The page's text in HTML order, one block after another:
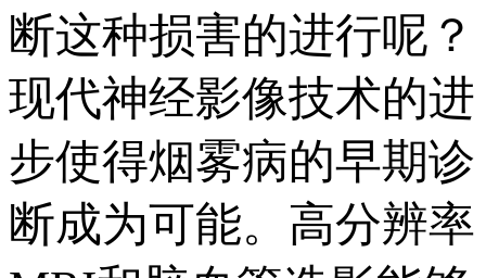
断这种损害的进行呢？
现代神经影像技术的进
步使得烟雾病的早期诊
断成为可能。高分辨率